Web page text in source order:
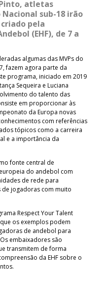
atletas
sub-18 irão
pela
(EHF), de 7 a
algumas das MVPs do
fazem agora parte da
programa, iniciado em 2019
Sequeira e Luciana
do talento das
em proporcionar às
da Europa novas
com referências
tópicos como a carreira
e a importância da
fonte central de
do andebol com
de rede para
jogadoras com muito
Respect Your Talent
os exemplos podem
de andebol para
embaixadores são
transmitem de forma
da EHF sobre o